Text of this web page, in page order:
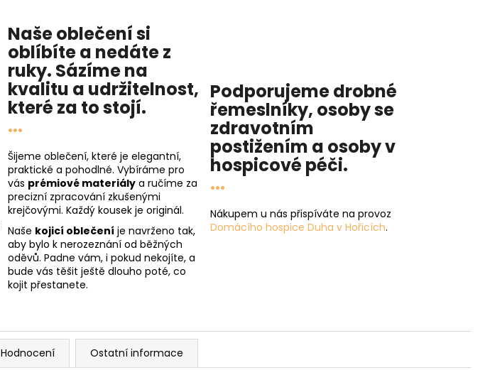
Naše oblečení si
oblíbíte a nedáte z
ruky. Sázíme na
kvalitu a udržitelnost,
které za to stojí.
...
Šijeme oblečení, které je elegantní,
praktické a pohodlné. Vybíráme pro
vás prémiové materiály a ručíme za
precizní zpracování zkušenými
krejčovými. Každý kousek je originál.
Naše kojicí oblečení je navrženo tak,
aby bylo k nerozeznání od běžných
oděvů. Padne vám, i pokud nekojíte, a
bude vás těšit ještě dlouho poté, co
kojit přestanete.
Podporujeme drobné
řemeslníky, osoby se
zdravotním
postižením a osoby v
hospicové péči.
...
Nákupem u nás přispíváte na provoz
Domácího hospice Duha v Hořicích.
Hodnocení Ostatní informace